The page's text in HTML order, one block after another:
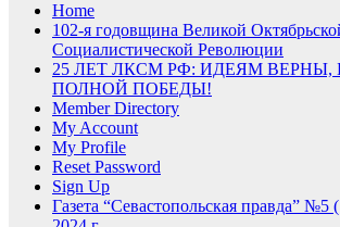
Home
102-я годовщина Великой
Социалистической Революции
25 ЛЕТ ЛКСМ РФ: ИДЕЯМ ВЕРНЫ,
ПОЛНОЙ ПОБЕДЫ!
Member Directory
My Account
My Profile
Reset Password
Sign Up
Газета “Севастопольская правда” №5